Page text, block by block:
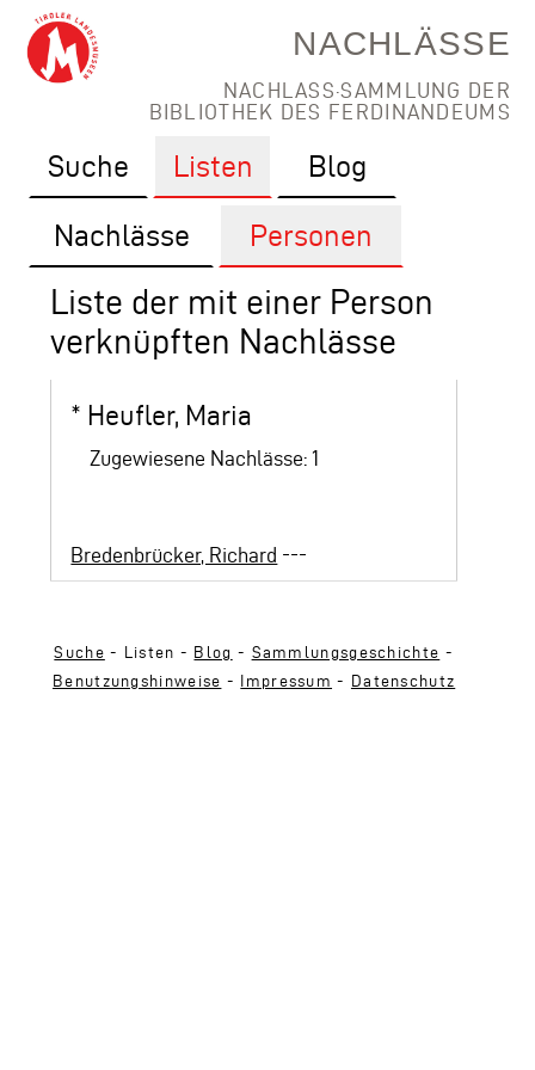
NACHLÄSSE
NACHLASS·SAMMLUNG DER
BIBLIOTHEK DES FERDINANDEUMS
Suche Listen Blog
Nachlässe Personen
Liste der mit einer Person
verknüpften Nachlässe
* Heufler, Maria
Zugewiesene Nachlässe: 1
Bredenbrücker, Richard ---
Suche - Listen - Blog - Sammlungsgeschichte -
Benutzungshinweise - Impressum - Datenschutz